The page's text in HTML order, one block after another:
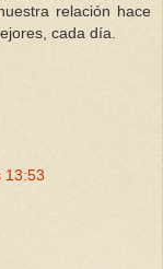
relación hace
cada día.
13:53